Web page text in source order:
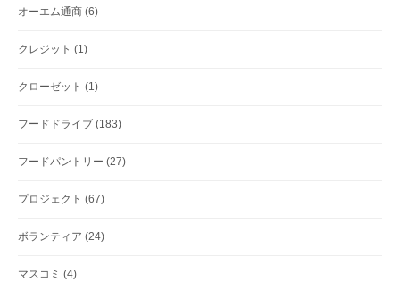
オーエム通商 (6)
クレジット (1)
クローゼット (1)
フードドライブ (183)
フードパントリー (27)
プロジェクト (67)
ボランティア (24)
マスコミ (4)